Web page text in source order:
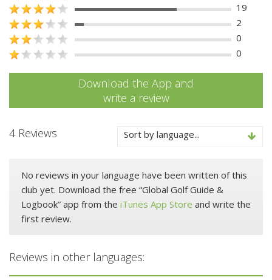
19
2
0
0
Download the App and
write a review
4 Reviews Sort by language...
No reviews in your language have been written of this
club yet. Download the free “Global Golf Guide &
Logbook” app from the iTunes App Store and write the
first review.
Reviews in other languages: